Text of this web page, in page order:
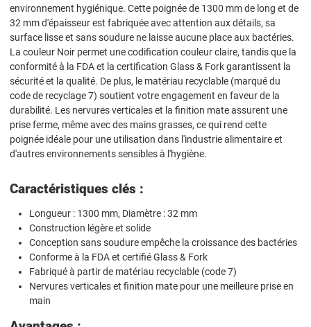
environnement hygiénique. Cette poignée de 1300 mm de long et de
32 mm d'épaisseur est fabriquée avec attention aux détails, sa
surface lisse et sans soudure ne laisse aucune place aux bactéries.
La couleur Noir permet une codification couleur claire, tandis que la
conformité à la FDA et la certification Glass & Fork garantissent la
sécurité et la qualité. De plus, le matériau recyclable (marqué du
code de recyclage 7) soutient votre engagement en faveur de la
durabilité. Les nervures verticales et la finition mate assurent une
prise ferme, même avec des mains grasses, ce qui rend cette
poignée idéale pour une utilisation dans l'industrie alimentaire et
d'autres environnements sensibles à l'hygiène.
Caractéristiques clés :
Longueur : 1300 mm, Diamètre : 32 mm
Construction légère et solide
Conception sans soudure empêche la croissance des bactéries
Conforme à la FDA et certifié Glass & Fork
Fabriqué à partir de matériau recyclable (code 7)
Nervures verticales et finition mate pour une meilleure prise en
main